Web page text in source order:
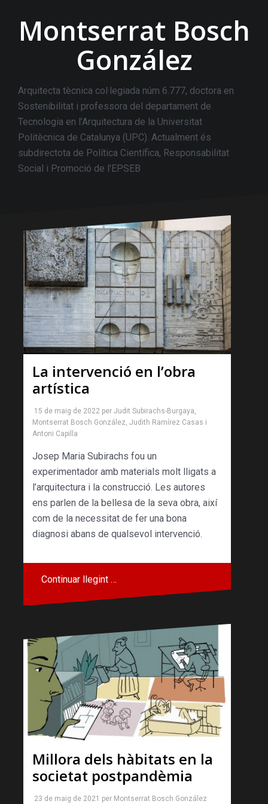
Montserrat Bosch
González
Arquitecta tècnica col·legiada núm 6.777, doctora en
Sostenibilitat i professora del departament de
Tecnologia en l’Arquitectura de la Universitat
Politècnica de Catalunya (UPC). Actualment és
subdirectota de Política Científica, Responsabilitat
Social i Promoció de l'EPSEB
La intervenció en l’obra
artística
15 de maig de 2022 per Judit Subirachs-Burgaya,
Montserrat Bosch González, Judith Ramírez Casas i
Antoni Capilla
Josep Maria Subirachs fou un
experimentador amb materials molt lligats a
l’arquitectura i la construcció. Les autores
ens parlen de la bellesa de la seva obra, així
com de la necessitat de fer una bona
diagnosi abans de qualsevol intervenció.
Continuar llegint …
Millora dels hàbitats en la
societat postpandèmia
23 de maig de 2021 per Montserrat Bosch González